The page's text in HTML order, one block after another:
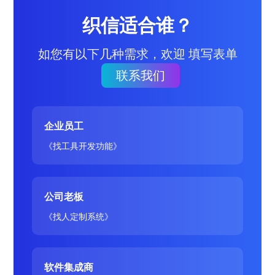
织信适合谁？
如您有以下几种需求，欢迎 填写表单
联系我们
企业员工
《找工具开发功能》
公司老板
《找人定制系统》
软件集成商